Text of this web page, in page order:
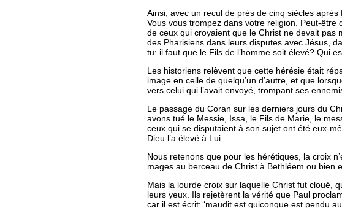
Ainsi, avec un recul de près de cinq siècles
Vous vous trompez dans votre religion . Peut-
de ceux qui croyaient que le Christ ne devait pas
des Pharisiens dans leurs disputes avec Jésus,
tu: il faut que le Fils de l’homme soit élevé? Qui
Les historiens relèvent que cette hérésie était
image en celle de quelqu’un d’autre, et que
vers celui qui l’avait envoyé, trompant ses
Le passage du Coran sur les derniers jours du
avons tué le Messie, Issa, le Fils de Marie, le
ceux qui se disputaient à son sujet ont été eux-
Dieu l’a élevé à Lui…
Nous retenons que pour les hérétiques, la croix
mages au berceau de Christ à Bethléem ou bien
Mais la lourde croix sur laquelle Christ fut cloué,
leurs yeux. Ils rejetèrent la vérité que Paul
car il est écrit: ‘maudit est quiconque est pendu